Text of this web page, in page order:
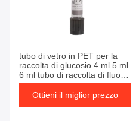
tubo di vetro in PET per la
raccolta di glucosio 4 ml 5 ml
6 ml tubo di raccolta di fluoro
di sodio
Ottieni il miglior prezzo